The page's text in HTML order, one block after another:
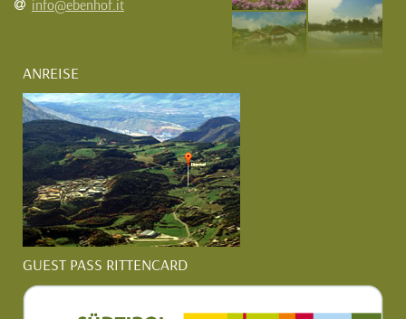
info@ebenhof.it
ANREISE
GUEST PASS RITTENCARD